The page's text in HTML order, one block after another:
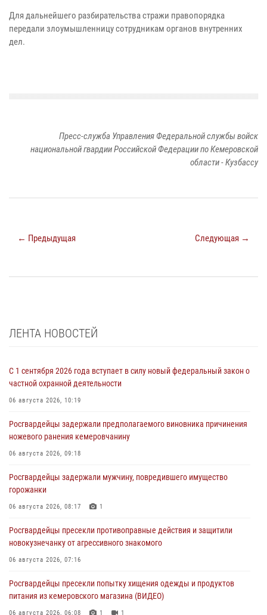
Для дальнейшего разбирательства стражи правопорядка
передали злоумышленницу сотрудникам органов внутренних
дел.
Пресс-служба Управления Федеральной службы войск
национальной гвардии Российской Федерации по Кемеровской
области - Кузбассу
← Предыдущая Следующая →
ЛЕНТА НОВОСТЕЙ
С 1 сентября 2026 года вступает в силу новый федеральный закон о
частной охранной деятельности
06 августа 2026, 10:19
Росгвардейцы задержали предполагаемого виновника причинения
ножевого ранения кемеровчанину
06 августа 2026, 09:18
Росгвардейцы задержали мужчину, повредившего имущество
горожанки
06 августа 2026, 08:17 1
Росгвардейцы пресекли противоправные действия и защитили
новокузнечанку от агрессивного знакомого
06 августа 2026, 07:16
Росгвардейцы пресекли попытку хищения одежды и продуктов
питания из кемеровского магазина (ВИДЕО)
06 августа 2026, 06:08 1 1